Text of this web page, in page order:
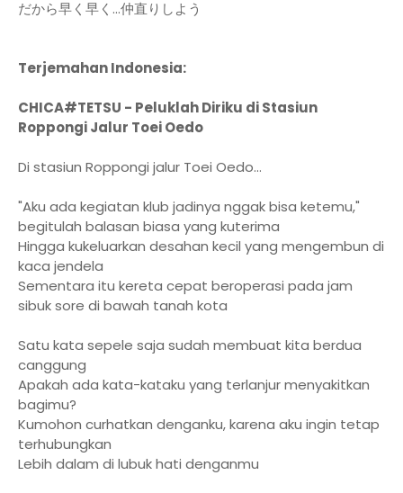
だから早く早く...仲直りしよう
Terjemahan Indonesia:
CHICA#TETSU - Peluklah Diriku di Stasiun
Roppongi Jalur Toei Oedo
Di stasiun Roppongi jalur Toei Oedo...
"Aku ada kegiatan klub jadinya nggak bisa ketemu,"
begitulah balasan biasa yang kuterima
Hingga kukeluarkan desahan kecil yang mengembun di
kaca jendela
Sementara itu kereta cepat beroperasi pada jam
sibuk sore di bawah tanah kota
Satu kata sepele saja sudah membuat kita berdua
canggung
Apakah ada kata-kataku yang terlanjur menyakitkan
bagimu?
Kumohon curhatkan denganku, karena aku ingin tetap
terhubungkan
Lebih dalam di lubuk hati denganmu